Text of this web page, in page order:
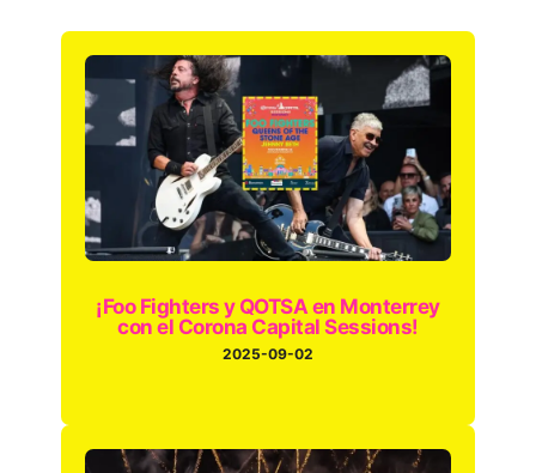
¡Foo Fighters y QOTSA en Monterrey
con el Corona Capital Sessions!
2025-09-02